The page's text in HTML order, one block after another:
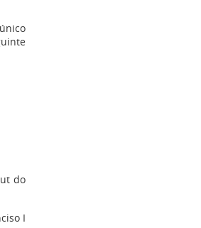
do
I